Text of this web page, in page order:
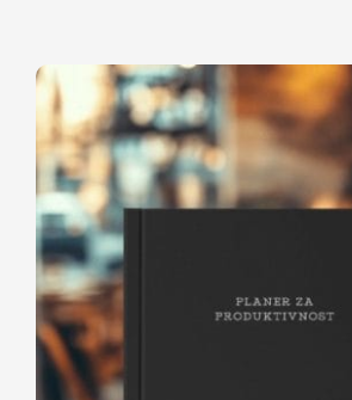
Planer za produktivnost